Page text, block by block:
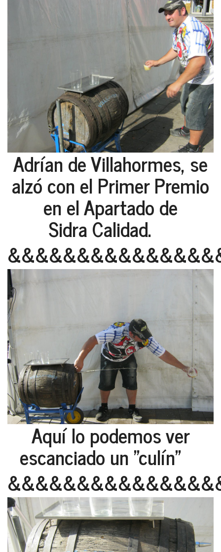
Adrían de Villahormes, se
alzó con el Primer Premio
en el Apartado de
Sidra Calidad.
Aquí lo podemos ver
escanciado un "culín"